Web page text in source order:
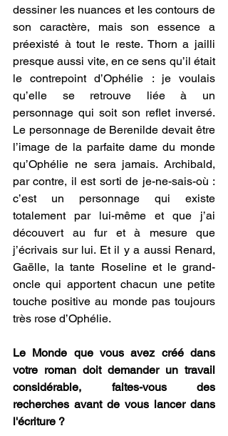
dessiner les nuances et les contours de
son caractère, mais son essence a
préexisté à tout le reste. Thorn a jailli
presque aussi vite, en ce sens qu’il était
le contrepoint d’Ophélie : je voulais
qu’elle se retrouve liée à un
personnage qui soit son reflet inversé.
Le personnage de Berenilde devait être
l’image de la parfaite dame du monde
qu’Ophélie ne sera jamais. Archibald,
par contre, il est sorti de je-ne-sais-où :
c’est un personnage qui existe
totalement par lui-même et que j’ai
découvert au fur et à mesure que
j’écrivais sur lui. Et il y a aussi Renard,
Gaëlle, la tante Roseline et le grand-
oncle qui apportent chacun une petite
touche positive au monde pas toujours
très rose d’Ophélie.
Le Monde que vous avez créé dans
votre roman doit demander un travail
considérable, faites-vous des
recherches avant de vous lancer dans
l'écriture ?